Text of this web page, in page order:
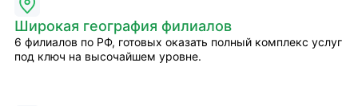
Широкая география филиалов
6 филиалов по РФ, готовых оказать полный комплекс услуг
под ключ на высочайшем уровне.